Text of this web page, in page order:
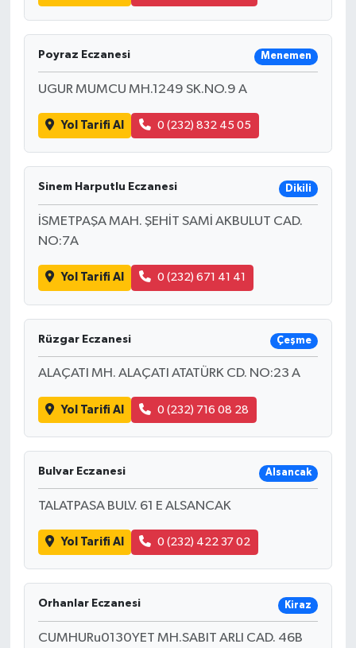
Poyraz Eczanesi Menemen
UGUR MUMCU MH.1249 SK.NO.9 A
Yol Tarifi Al 0 (232) 832 45 05
Sinem Harputlu Eczanesi Dikili
İSMETPAŞA MAH. ŞEHİT SAMİ AKBULUT CAD.
NO:7A
Yol Tarifi Al 0 (232) 671 41 41
Rüzgar Eczanesi Çeşme
ALAÇATI MH. ALAÇATI ATATÜRK CD. NO:23 A
Yol Tarifi Al 0 (232) 716 08 28
Bulvar Eczanesi Alsancak
TALATPASA BULV. 61 E ALSANCAK
Yol Tarifi Al 0 (232) 422 37 02
Orhanlar Eczanesi Kiraz
CUMHURu0130YET MH.SABIT ARLI CAD. 46B